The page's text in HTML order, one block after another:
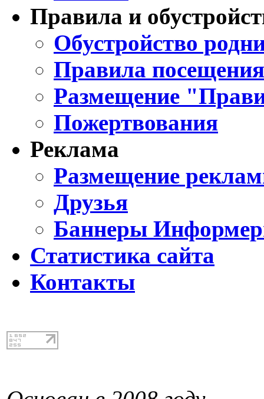
Правила и
Обустройство
Правила
Размещение
Пожертвования
Реклама
Размещение
Друзья
Баннеры
Статистика сайта
Контакты